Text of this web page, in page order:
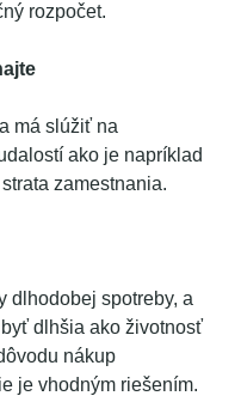
rozpočet.
má slúžiť na
ako je napríklad
zamestnania.
dlhodobej spotreby, a
dlhšia ako životnosť
nákup
je vhodným riešením.